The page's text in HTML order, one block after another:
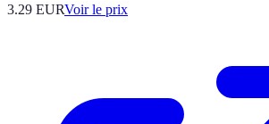
3.29 EURVoir le prix